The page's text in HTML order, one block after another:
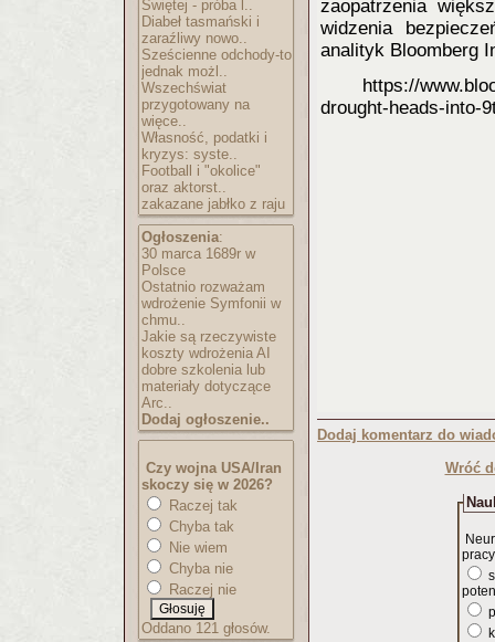
Świętej - próba l..
Diabeł tasmański i
zaraźliwy nowo..
Sześcienne odchody-to
jednak możl..
Wszechświat
przygotowany na
więce..
Własność, podatki i
kryzys: syste..
Football i "okolice"
oraz aktorst..
zakazane jabłko z raju
Ogłoszenia:
30 marca 1689r w
Polsce
Ostatnio rozważam
wdrożenie Symfonii w
chmu..
Jakie są rzeczywiste
koszty wdrożenia AI
dobre szkolenia lub
materiały dotyczące
Arc..
Dodaj ogłoszenie..
Czy wojna USA/Iran
skoczy się w 2026?
Raczej tak
Chyba tak
Nie wiem
Chyba nie
Raczej nie
Oddano 121 głosów.
zaopatrzenia
widzenia
analityk Bloomberg
https://
drought-heads-into-
Dodaj komentarz do
Wróć